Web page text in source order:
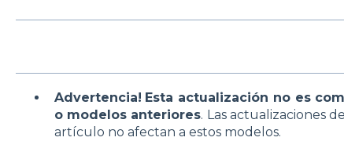
Advertencia! Esta actualización no es
o modelos anteriores. Las actualizaciones
artículo no afectan a estos modelos.